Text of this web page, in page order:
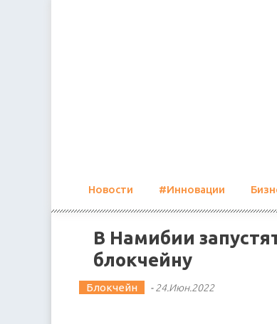
Новости #Инновации
В Намибии
блокчейну
Блокчейн -24.Июн.2022